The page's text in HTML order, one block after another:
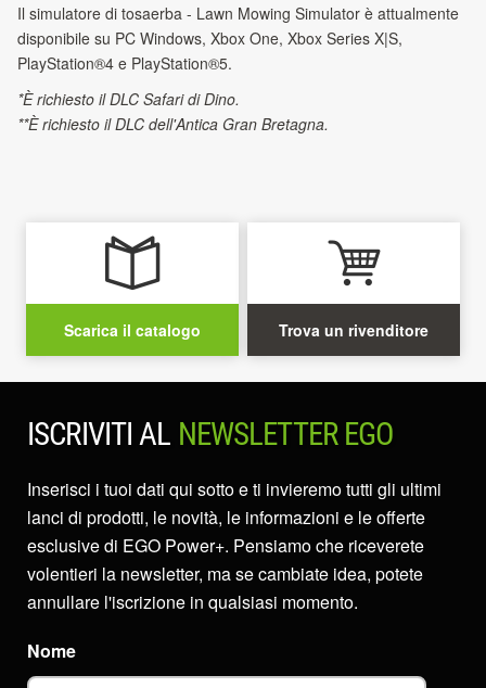
Il simulatore di tosaerba - Lawn Mowing Simulator è attualmente
disponibile su PC Windows, Xbox One, Xbox Series X|S,
PlayStation®4 e PlayStation®5.
*È richiesto il DLC Safari di Dino.
**È richiesto il DLC dell'Antica Gran Bretagna.
Scarica il catalogo Trova un rivenditore
ISCRIVITI AL NEWSLETTER EGO
Inserisci i tuoi dati qui sotto e ti invieremo tutti gli ultimi
lanci di prodotti, le novità, le informazioni e le offerte
esclusive di EGO Power+. Pensiamo che riceverete
volentieri la newsletter, ma se cambiate idea, potete
annullare l'iscrizione in qualsiasi momento.
Nome